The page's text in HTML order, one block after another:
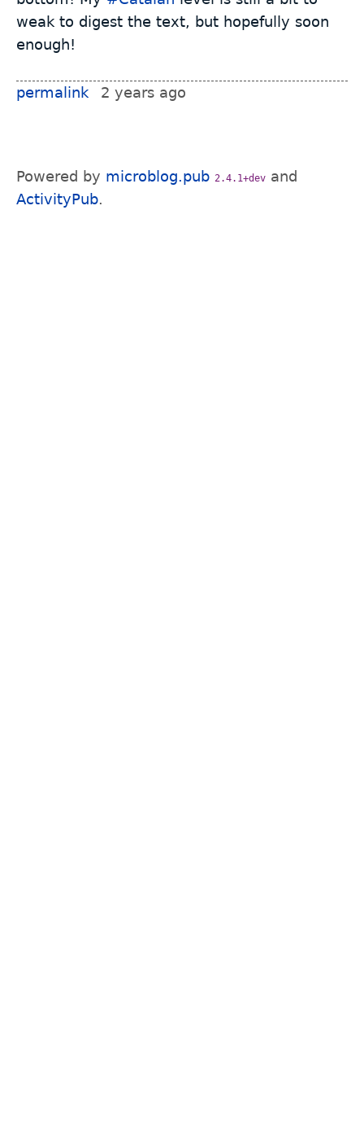
weak to digest the text, but hopefully soon
enough!
permalink 2 years ago
Powered by microblog.pub 2.4.1+dev and
ActivityPub.